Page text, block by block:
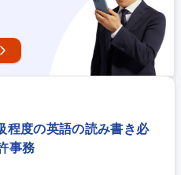
程度の英語の読み書き必
事務